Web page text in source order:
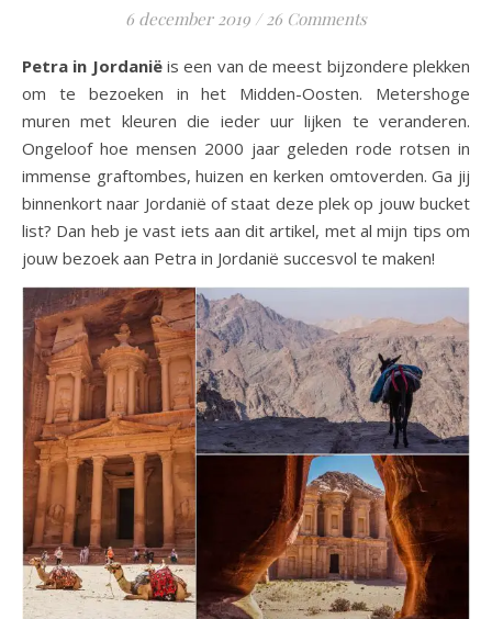
6 december 2019 / 26 Comments
Petra in Jordaniëis een van de meest bijzondere plekken
om te bezoeken in het Midden-Oosten. Metershoge
muren met kleuren die ieder uur lijken te veranderen.
Ongeloof hoe mensen 2000 jaar geleden rode rotsen in
immense graftombes, huizen en kerken omtoverden. Ga jij
binnenkort naar Jordanië of staat deze plek op jouw bucket
list? Dan heb je vast iets aan dit artikel, met al mijn tips om
jouw bezoek aan Petra in Jordanië succesvol te maken!